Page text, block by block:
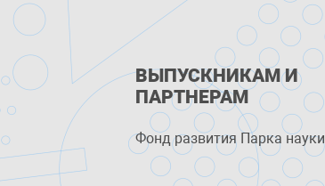
ВЫПУСКНИКАМ И
ПАРТНЕРАМ
Фонд развития Парка науки